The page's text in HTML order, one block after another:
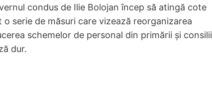
condus de Ilie Bolojan încep să atingă cote
serie de măsuri care vizează reorganizarea
schemelor de personal din primării și consilii
dur.